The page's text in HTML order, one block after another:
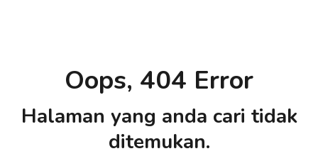
Oops, 404 Error
Halaman yang anda cari tidak
ditemukan.